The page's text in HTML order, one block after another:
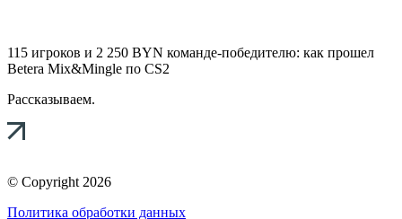
115 игроков и 2 250 BYN команде-победителю: как прошел
Betera Mix&Mingle по CS2
Рассказываем.
© Copyright 2026
Политика обработки данных